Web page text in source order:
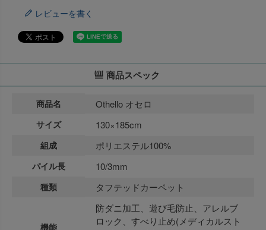
レビューを書く
商品スペック
商品名 Othello オセロ
サイズ 130×185cm
組成 ポリエステル100%
パイル長 10/3mm
種類 タフテッドカーペット
機能
防ダニ加工、遊び毛防止、アレルブ
ロック、すべり止め(メディカルスト